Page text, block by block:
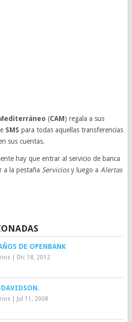
(CAM) regala a sus
SMS para todas aquellas transferencias
sus cuentas.
hay que entrar al servicio de banca
a la pestaña Serviciosy luego a Alertas
DE OPENBANK
| Dic 18, 2012
| Jul 11, 2008